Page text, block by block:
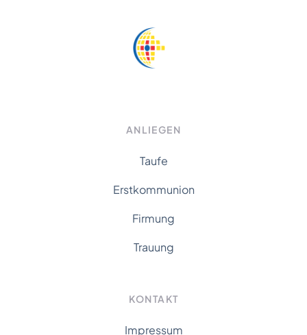
ANLIEGEN
Taufe
Erstkommunion
Firmung
Trauung
KONTAKT
Impressum